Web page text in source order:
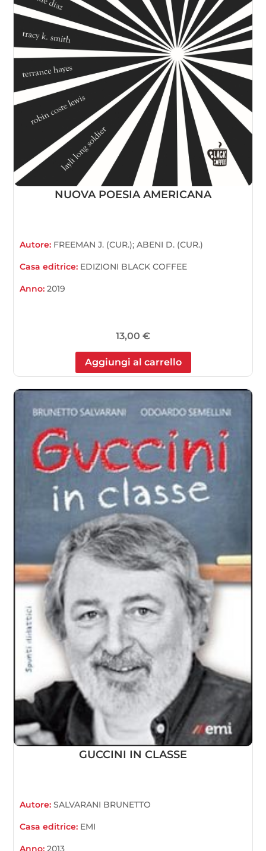
NUOVA POESIA AMERICANA
Autore: FREEMAN J. (CUR.); ABENI D. (CUR.)
Casa editrice: EDIZIONI BLACK COFFEE
Anno:2019
13,00 €
Aggiungi al carrello
GUCCINI IN CLASSE
Autore:SALVARANI BRUNETTO
Casa editrice: EMI
Anno:2013